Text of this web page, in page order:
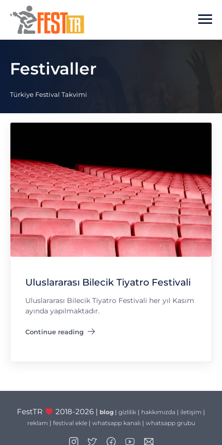
Ana içeriğe atla
Festivaller
Türkiye Festival Takvimi
Uluslararası Bilecik Tiyatro Festivali
Uluslararası Bilecik Tiyatro Festivali her yıl Kasım
ayında yapılmaktadır.
Continue reading
"Uluslararası Bilecik Tiyatro Festivali"
FestTR 2018-2026 | blog| gizlilik| hakkımızda | iletişim |
reklam | festival ekle| whatsapp kanalı | whatsapp grubu